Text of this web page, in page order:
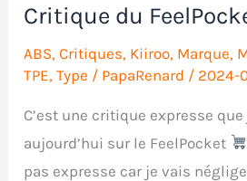
Critique du
ABS,Critiques, Kiiroo, Marque,
TPE,Type / PapaRenard / 2024-
C’est une critique expresse
aujourd’hui sur le FeelPocket
pas expresse car je vais